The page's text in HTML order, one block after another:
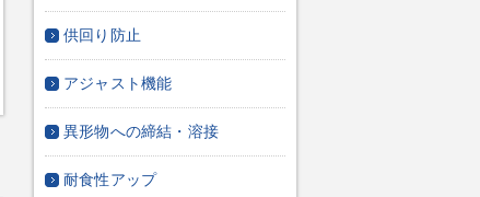
供回り防止
アジャスト機能
異形物への締結・溶接
耐食性アップ